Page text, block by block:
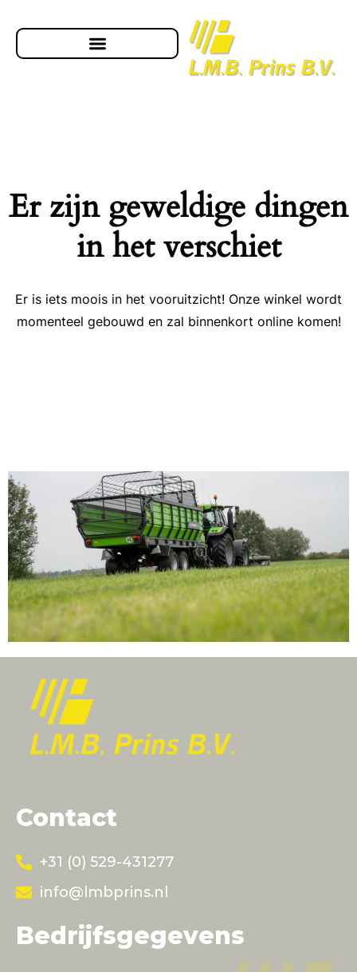
Er zijn geweldige dingen
in het verschiet
Er is iets moois in het vooruitzicht! Onze winkel wordt
momenteel gebouwd en zal binnenkort online komen!
Contact
+31 (0) 529-431277
info@lmbprins.nl
Bedrijfsgegevens